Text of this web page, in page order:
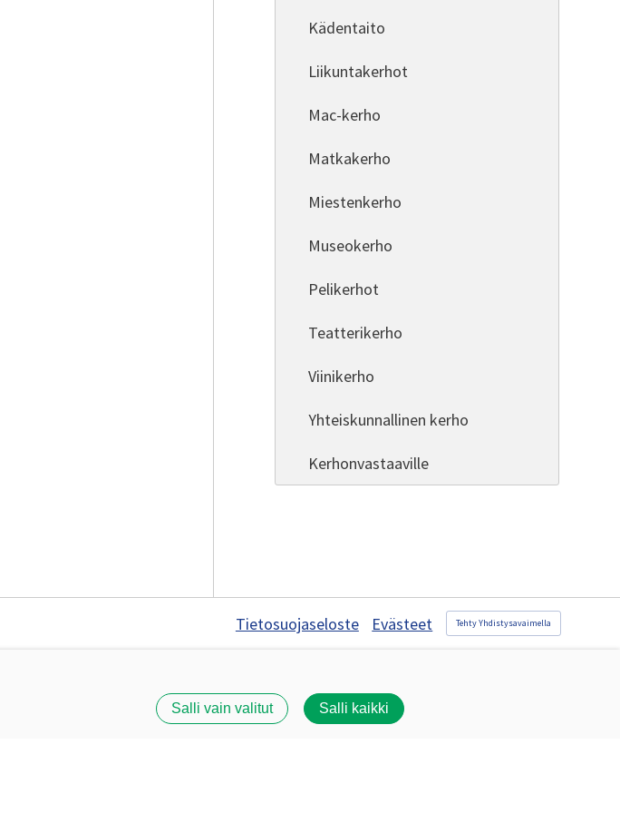
Kädentaito
Liikuntakerhot
Mac-kerho
Matkakerho
Miestenkerho
Museokerho
Pelikerhot
Teatterikerho
Viinikerho
Yhteiskunnallinen kerho
Kerhonvastaaville
Tietosuojaseloste Evästeet Tehty Yhdistysavaimella
Salli vain valitut Salli kaikki